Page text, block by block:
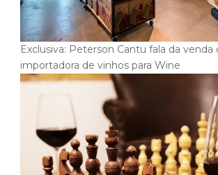
Exclusiva: Peterson Cantu fala da venda
importadora de vinhos para Wine